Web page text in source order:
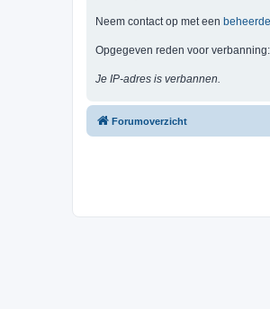
Neem contact op met een
Opgegeven reden voor verbanning:
Je IP-adres is verbannen.
Forumoverzicht